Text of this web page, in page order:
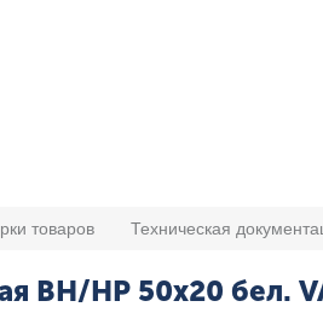
товаров Техническая
ВН/НР 50x20 бел.